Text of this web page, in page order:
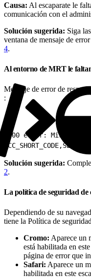
Causa: Al escaparate le
comunicación con el
Solución sugerida: Siga
ventana de mensaje de
4.
Al entorno de MRT le
Mensaje de error de
:
400 error: Missing
Solución sugerida:
2.
La política de seguridad de
Dependiendo de su
tiene la Política de
Cromo: Aparece un
está habilitada en
página de error que
Safari: Aparece un
habilitada en este